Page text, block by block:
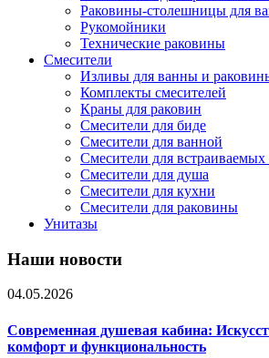
Раковины-столешницы для
Рукомойники
Технические раковины
Смесители
Изливы для ванны и
Комплекты смесителей
Краны для раковин
Смесители для биде
Смесители для ванной
Смесители для встраиваемых
Смесители для душа
Смесители для кухни
Смесители для раковины
Унитазы
Наши новости
04.05.2026
Современная душевая кабина:
комфорт и функциональность